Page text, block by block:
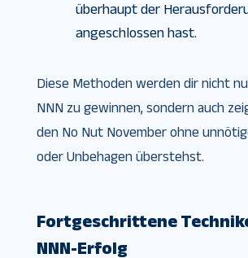
überhaupt der
angeschlossen hast.
Diese Methoden werden dir nicht
NNN zu gewinnen, sondern auch
den No Nut November ohne
oder Unbehagen überstehst.
Fortgeschrittene
NNN-Erfolg